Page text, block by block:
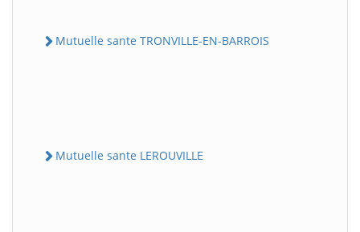
Mutuelle sante TRONVILLE-EN-BARROIS
Mutuelle sante LEROUVILLE